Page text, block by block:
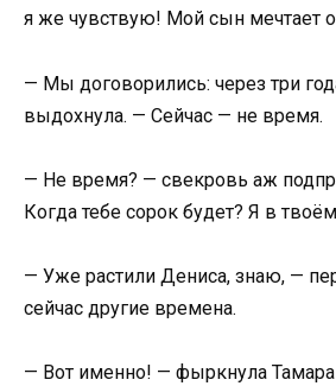
я же чувствую! Мой сын мечтает
— Мы договорились: через три
выдохнула. — Сейчас — не время.
— Не время? — свекровь аж
Когда тебе сорок будет? Я в
— Уже растили Дениса, знаю, —
сейчас другие времена.
— Вот именно! — фыркнула